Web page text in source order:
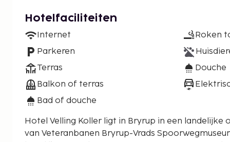
Hotelfaciliteiten
Internet
Parkeren
Terras
Balkon of terras
Bad of douche
Roken
Douche
Hotel Velling Koller ligt in Bryrup in een landelijke
van Veteranbanen Bryrup-Vrads Spoorwegmuseum